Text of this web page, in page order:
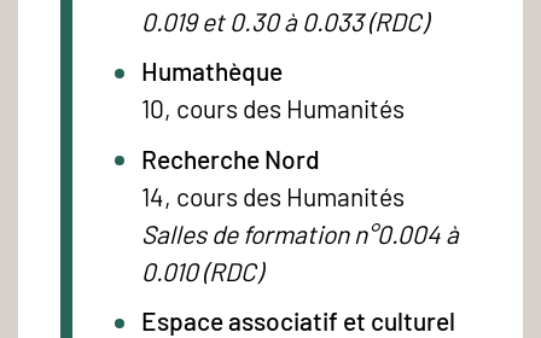
0.019 et 0.30 à 0.033 (RDC)
Humathèque
10, cours des Humanités
Recherche Nord
14, cours des Humanités
Salles de formation n°0.004 à
0.010 (RDC)
Espace associatif et culturel